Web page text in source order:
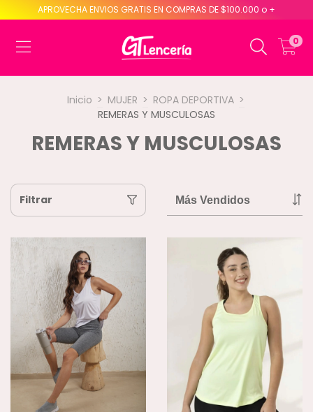
APROVECHA ENVIOS GRATIS EN COMPRAS DE $100.000 o +
0
Inicio > MUJER > ROPA DEPORTIVA >
REMERAS Y MUSCULOSAS
REMERAS Y MUSCULOSAS
Filtrar